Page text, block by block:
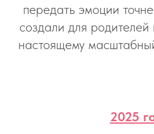
передать эмоции
создали для
настоящему
2025